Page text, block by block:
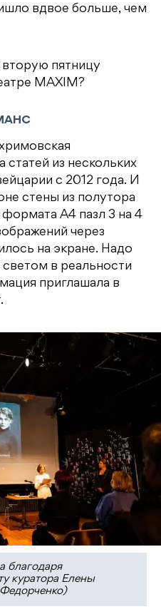
вдвое больше, чем
пятницу
MAXIM?
статей из нескольких
с 2012 года. И
стены из полутора
А4 пазл 3 на 4
через
на экране. Надо
светом в реальности
приглашала в
благодаря
куратора Елены